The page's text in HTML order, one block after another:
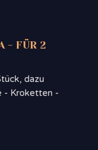
- FÜR 2
dazu
- Kroketten -